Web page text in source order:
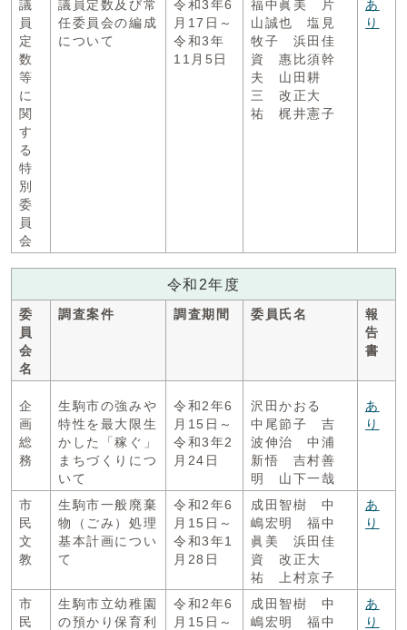
議
員
定
数
等
に
関
す
る
特
別
委
員
会
議員定数及び常
任委員会の編成
について
令和3年6
月17日～
令和3年
11月5日
福中眞美 片
山誠也 塩見
牧子 浜田佳
資 惠比須幹
夫 山田耕
三 改正大
祐 梶井憲子
あ
り
令和2年度
委
員
会
名
調査案件 調査期間 委員氏名
報
告
書
企
画
総
務
生駒市の強みや
特性を最大限生
かした「稼ぐ」
まちづくりにつ
いて
令和2年6
月15日～
令和3年2
月24日
沢田かおる
中尾節子 吉
波伸治 中浦
新悟 吉村善
明 山下一哉
あ
り
市
民
文
教
生駒市一般廃棄
物（ごみ）処理
基本計画につい
て
令和2年6
月15日～
令和3年1
月28日
成田智樹 中
嶋宏明 福中
眞美 浜田佳
資 改正大
祐 上村京子
あ
り
市
民
生駒市立幼稚園
の預かり保育利
令和2年6
月15日～
成田智樹 中
嶋宏明 福中
あ
り